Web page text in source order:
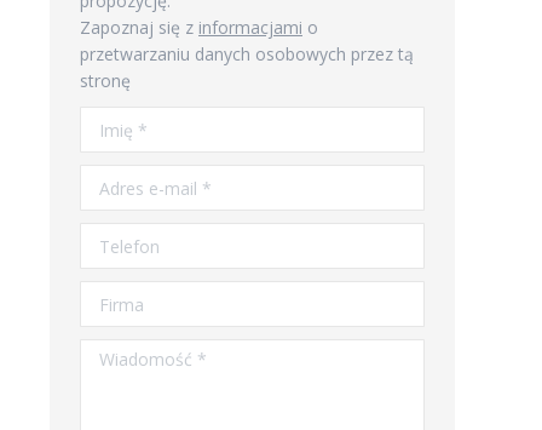
Zapoznaj się z informacjami o
przetwarzaniu danych osobowych przez tą
stronę
Imię *
Adres e-mail *
Telefon
Firma
Wiadomość *